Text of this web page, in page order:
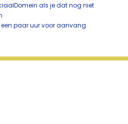
als je dat nog niet
paar uur voor aanvang.